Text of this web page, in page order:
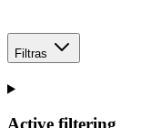
Filtras